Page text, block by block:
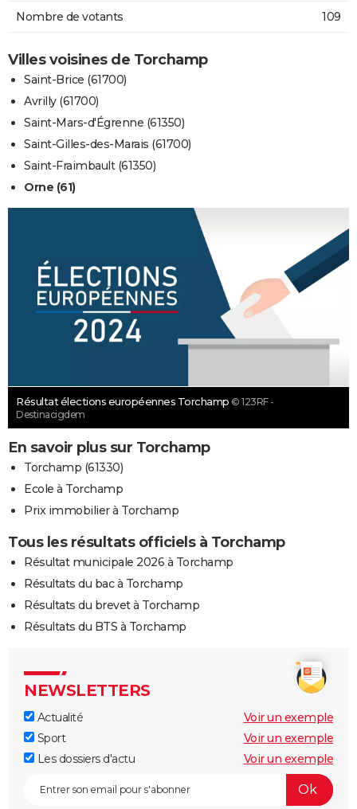
Nombre de votants 109
Villes voisines de Torchamp
Saint-Brice (61700)
Avrilly (61700)
Saint-Mars-d'Égrenne (61350)
Saint-Gilles-des-Marais (61700)
Saint-Fraimbault (61350)
Orne (61)
Résultat élections européennes Torchamp © 123RF -
Destinacigdem
En savoir plus sur Torchamp
Torchamp (61330)
Ecole à Torchamp
Prix immobilier à Torchamp
Tous les résultats officiels à Torchamp
Résultat municipale 2026 à Torchamp
Résultats du bac à Torchamp
Résultats du brevet à Torchamp
Résultats du BTS à Torchamp
NEWSLETTERS
Actualité
Voir un exemple
Sport
Voir un exemple
Les dossiers d'actu
Voir un exemple